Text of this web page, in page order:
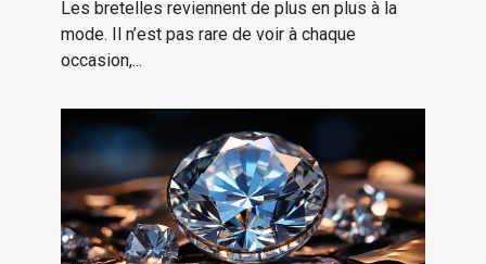
Les bretelles reviennent de plus en plus à la
mode. Il n’est pas rare de voir à chaque
occasion,...